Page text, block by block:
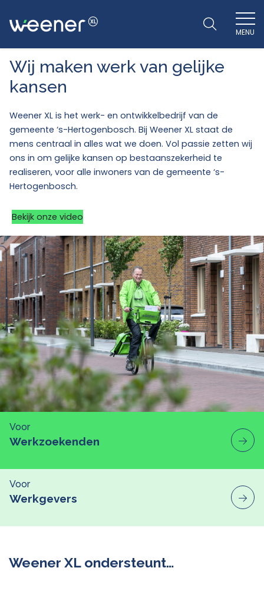
WEENER XL
MENU
Wij maken werk van gelijke
kansen
Weener XL is het werk- en ontwikkelbedrijf van de
gemeente ‘s-Hertogenbosch. Bij Weener XL staat de
mens centraal in alles wat we doen. Vol passie zetten wij
ons in om gelijke kansen op bestaanszekerheid te
realiseren, voor alle inwoners van de gemeente ‘s-
Hertogenbosch.
Bekijk onze video
Voor
Werkzoekenden
Voor
Werkgevers
Weener XL ondersteunt…